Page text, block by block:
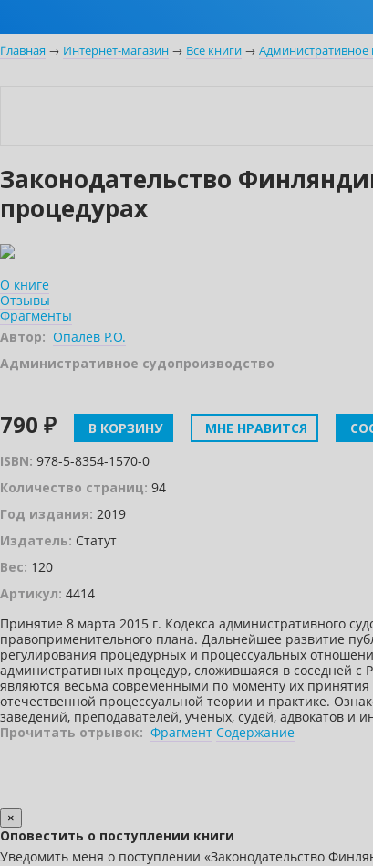
Главная → Интернет-магазин → Все книги → Административное
Законодательство
процедурах
О книге
Отзывы
Фрагменты
Автор: Опалев Р.О.
Административное судопроизводство
790 ₽ В КОРЗИНУ МНЕ НРАВИТСЯ
ISBN: 978-5-8354-1570-0
Количество страниц: 94
Год издания: 2019
Издатель: Статут
Вес: 120
Артикул: 4414
Принятие 8 марта 2015 г. Кодекса административного
правоприменительного плана. Дальнейшее развитие
регулирования процедурных и процессуальных
административных процедур, сложившаяся в соседней
являются весьма современными по моменту их
отечественной процессуальной теории и практике.
заведений, преподавателей, ученых, судей, адвокатов и
Прочитать отрывок: Фрагмент Содержание
×
Оповестить о поступлении книги
Уведомить меня о поступлении «Законодательство